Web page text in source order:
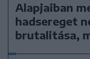
Alapjaiban
hadsereget
brutalitása,